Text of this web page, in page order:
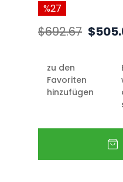
27
$692.67
zu den
Favoriten
hinzufügen